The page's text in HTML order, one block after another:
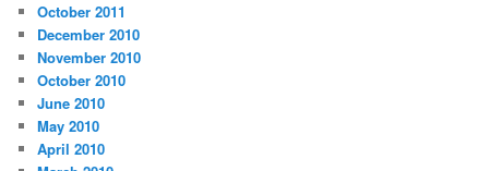
October 2011
December 2010
November 2010
October 2010
June 2010
May 2010
April 2010